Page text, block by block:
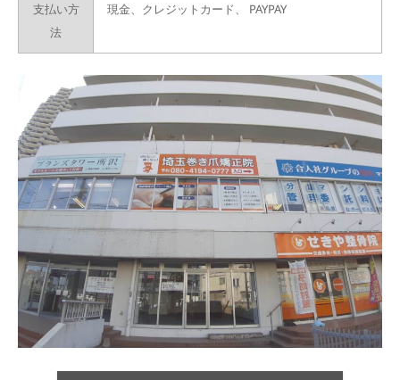
支払い方
法
現金、クレジットカード、 PAYPAY